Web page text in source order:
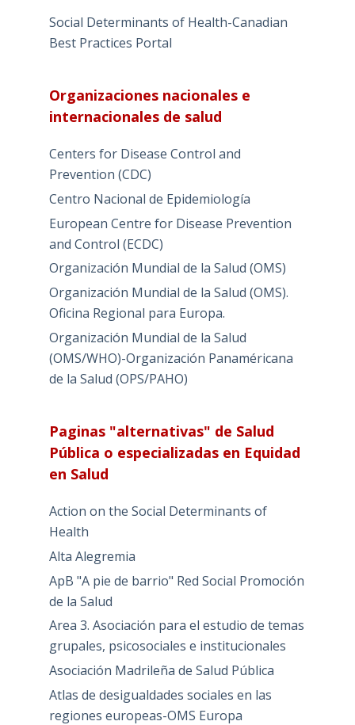
Social Determinants of Health-Canadian
Best Practices Portal
Organizaciones nacionales e
internacionales de salud
Centers for Disease Control and
Prevention (CDC)
Centro Nacional de Epidemiología
European Centre for Disease Prevention
and Control (ECDC)
Organización Mundial de la Salud (OMS)
Organización Mundial de la Salud (OMS).
Oficina Regional para Europa.
Organización Mundial de la Salud
(OMS/WHO)-Organización Panaméricana
de la Salud (OPS/PAHO)
Paginas "alternativas" de Salud
Pública o especializadas en Equidad
en Salud
Action on the Social Determinants of
Health
Alta Alegremia
ApB "A pie de barrio" Red Social Promoción
de la Salud
Area 3. Asociación para el estudio de temas
grupales, psicosociales e institucionales
Asociación Madrileña de Salud Pública
Atlas de desigualdades sociales en las
regiones europeas-OMS Europa